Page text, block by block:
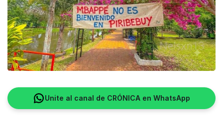
Unite al canal de CRÓNICA en WhatsApp